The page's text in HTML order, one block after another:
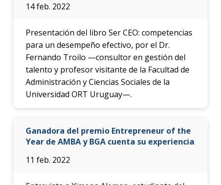
14 feb. 2022
Presentación del libro Ser CEO: competencias
para un desempeño efectivo, por el Dr.
Fernando Troilo —consultor en gestión del
talento y profesor visitante de la Facultad de
Administración y Ciencias Sociales de la
Universidad ORT Uruguay—.
Ganadora del premio Entrepreneur of the
Year de AMBA y BGA cuenta su experiencia
11 feb. 2022